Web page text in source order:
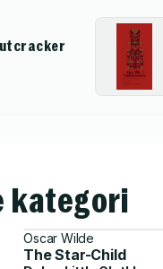
kategori
Oscar Wilde
The Star-Child